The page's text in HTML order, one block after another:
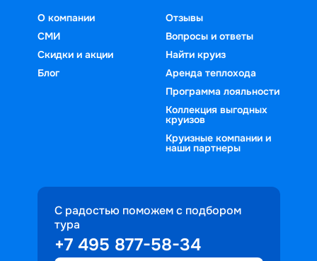
О компании
СМИ
Скидки и акции
Блог
Отзывы
Вопросы и ответы
Найти круиз
Аренда теплохода
Программа лояльности
Коллекция выгодных
круизов
Круизные компании и
наши партнеры
С радостью поможем с подбором
тура
+7 495 877-58-34